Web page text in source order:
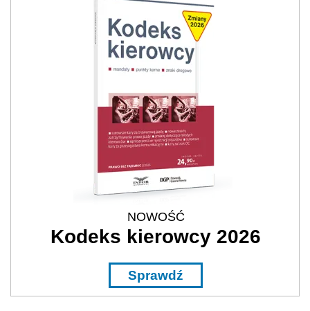
NOWOŚĆ
Kodeks kierowcy 2026
Sprawdź